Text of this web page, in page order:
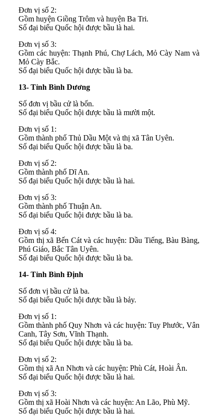
Đơn vị số 2:
Gồm huyện Giồng Trôm và huyện Ba Tri.
Số đại biểu Quốc hội được bầu là hai.
Đơn vị số 3:
Gồm các huyện: Thạnh Phú, Chợ Lách, Mỏ Cày Nam và
Mỏ Cày Bắc.
Số đại biểu Quốc hội được bầu là ba.
13- Tỉnh Bình Dương
Số đơn vị bầu cử là bốn.
Số đại biểu Quốc hội được bầu là mười một.
Đơn vị số 1:
Gồm thành phố Thủ Dầu Một và thị xã Tân Uyên.
Số đại biểu Quốc hội được bầu là ba.
Đơn vị số 2:
Gồm thành phố Dĩ An.
Số đại biểu Quốc hội được bầu là hai.
Đơn vị số 3:
Gồm thành phố Thuận An.
Số đại biểu Quốc hội được bầu là ba.
Đơn vị số 4:
Gồm thị xã Bến Cát và các huyện: Dầu Tiếng, Bàu Bàng,
Phú Giáo, Bắc Tân Uyên.
Số đại biểu Quốc hội được bầu là ba.
14- Tỉnh Bình Định
Số đơn vị bầu cử là ba.
Số đại biểu Quốc hội được bầu là bảy.
Đơn vị số 1:
Gồm thành phố Quy Nhơn và các huyện: Tuy Phước, Vân
Canh, Tây Sơn, Vĩnh Thạnh.
Số đại biểu Quốc hội được bầu là ba.
Đơn vị số 2:
Gồm thị xã An Nhơn và các huyện: Phù Cát, Hoài Ân.
Số đại biểu Quốc hội được bầu là hai.
Đơn vị số 3:
Gồm thị xã Hoài Nhơn và các huyện: An Lão, Phù Mỹ.
Số đại biểu Quốc hội được bầu là hai.